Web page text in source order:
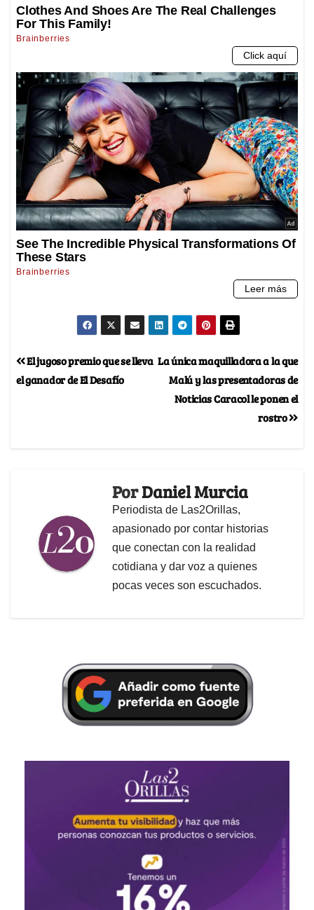
La única maquilladora a la que
Malú y las presentadoras de
Noticias Caracol le ponen el
rostro
El jugoso premio que se lleva
el ganador de El Desafío
PorDaniel Murcia
Periodista de Las2Orillas,
apasionado por contar historias
que conectan con la realidad
cotidiana y dar voz a quienes
pocas veces son escuchados.